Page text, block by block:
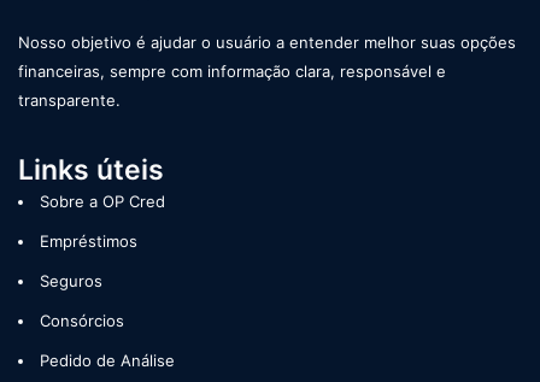
Nosso objetivo é ajudar o usuário a entender melhor suas opções
financeiras, sempre com informação clara, responsável e
transparente.
Links úteis
Sobre a OP Cred
Empréstimos
Seguros
Consórcios
Pedido de Análise